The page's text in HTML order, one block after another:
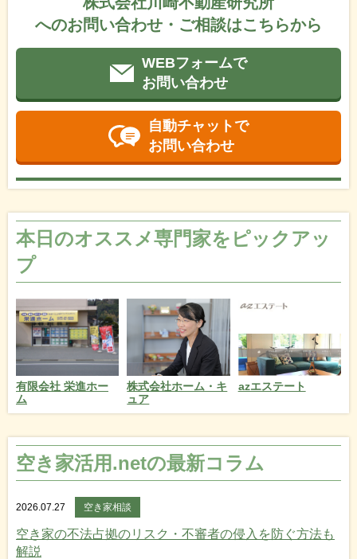
へのお問い合わせ・ご相談はこちらから
WEBフォームで
お問い合わせ
自動チャットで
お問い合わせ
本日のオススメ専門家をピックアッ
プ
有限会社 栄進ホー
ム
株式会社ホーム・キ
ュア
azエステート
空き家活用.netの最新コラム
2026.07.27 空き家相談
空き家の不法占拠のリスク・不審者の侵入を防ぐ方法も
解説